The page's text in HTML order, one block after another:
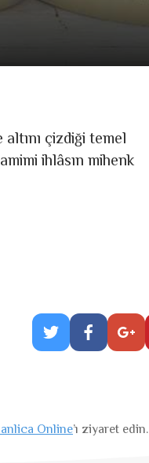
çizdiği temel
ihlâsın mihenk
Online’ı ziyaret edin.